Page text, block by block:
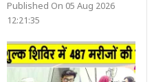
Published On 05 Aug 2026
12:21:35